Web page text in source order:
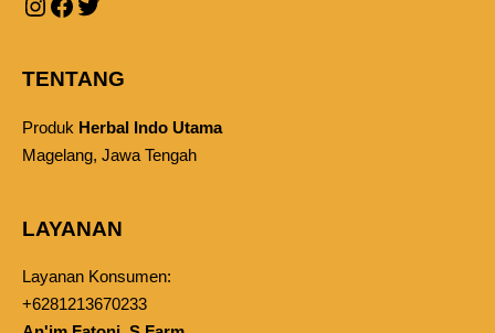
TENTANG
Produk Herbal Indo Utama
Magelang, Jawa Tengah
LAYANAN
Layanan Konsumen:
+6281213670233